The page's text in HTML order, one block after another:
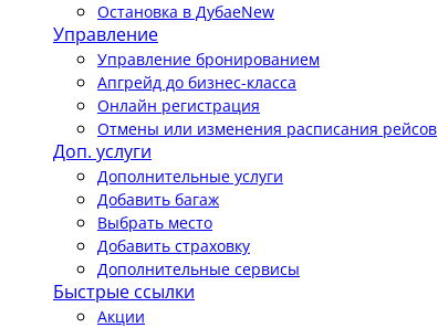
Остановка в ДубаеNew
Управление
Управление бронированием
Апгрейд до бизнес-класса
Онлайн регистрация
Отмены или изменения расписания рейсов
Доп. услуги
Дополнительные услуги
Добавить багаж
Выбрать место
Добавить страховку
Дополнительные сервисы
Быстрые ссылки
Акции